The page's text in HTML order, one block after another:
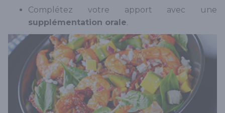
Complétez votre apport avec une
supplémentation orale.